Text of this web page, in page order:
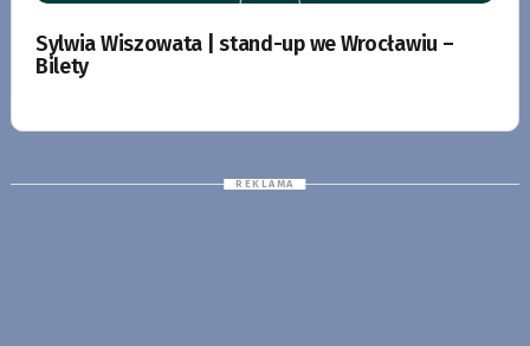
Sylwia Wiszowata | stand-up we Wrocławiu –
Bilety